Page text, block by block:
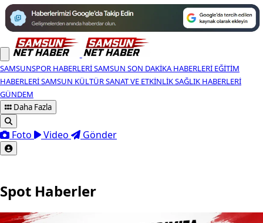
SAMSUNSPOR HABERLERISAMSUN SON DAKIKA HABERLERI EĞITIM
HABERLERISAMSUN KÜLTÜR SANAT VE ETKINLIKSAĞLIK HABERLERI
GÜNDEM
Daha Fazla
Foto Video Gönder
Spot Haberler